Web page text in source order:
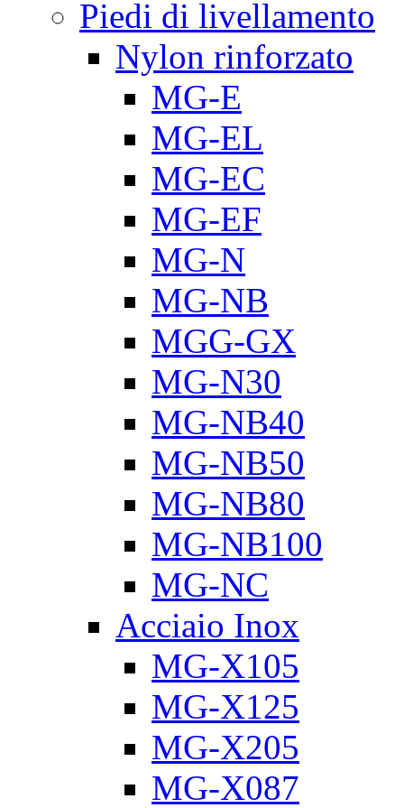
Piedi di livellamento
Nylon rinforzato
MG-E
MG-EL
MG-EC
MG-EF
MG-N
MG-NB
MGG-GX
MG-N30
MG-NB40
MG-NB50
MG-NB80
MG-NB100
MG-NC
Acciaio Inox
MG-X105
MG-X125
MG-X205
MG-X087